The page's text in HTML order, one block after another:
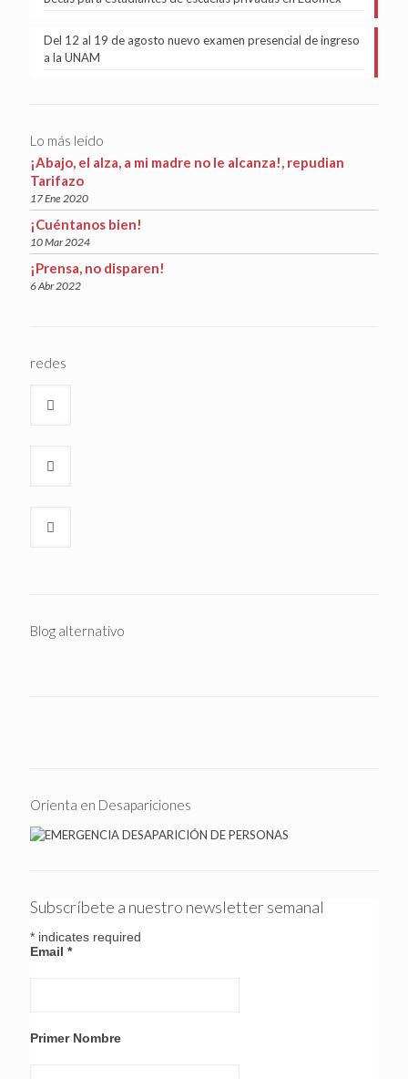
Del 12 al 19 de agosto nuevo examen presencial de ingreso
a la UNAM
Lo más leído
¡Abajo, el alza, a mi madre no le alcanza!, repudian
Tarifazo
17 Ene 2020
¡Cuéntanos bien!
10 Mar 2024
¡Prensa, no disparen!
6 Abr 2022
redes
Blog alternativo
Orienta en Desapariciones
Subscríbete a nuestro newsletter semanal
* indicates required
Email *
Primer Nombre